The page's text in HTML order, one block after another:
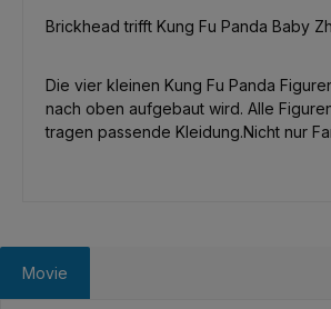
Brickhead trifft Kung Fu Panda Baby
Die vier kleinen Kung Fu Panda
nach oben aufgebaut wird. Alle
tragen passende Kleidung.Nicht nur
Movie